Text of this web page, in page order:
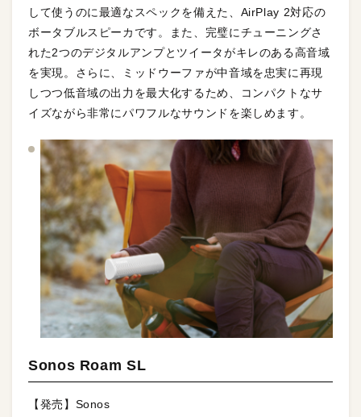
して使うのに最適なスペックを備えた、AirPlay 2対応の
ボータブルスピーカです。また、完璧にチューニングさ
れた2つのデジタルアンプとツイータがキレのある高音域
を実現。さらに、ミッドウーファが中音域を忠実に再現
しつつ低音域の出力を最大化するため、コンパクトなサ
イズながら非常にパワフルなサウンドを楽しめます。
Sonos Roam SL
【発売】Sonos